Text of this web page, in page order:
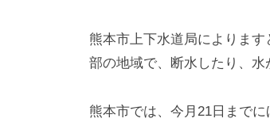
熊本市上下水道局によりま
部の地域で、断水したり、水
熊本市では、今月21日まで